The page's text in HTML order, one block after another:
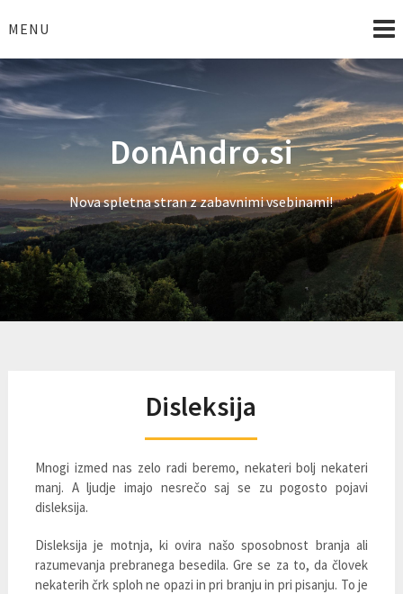
toMENU
DonAndro.si
Nova spletna stran z zabavnimi vsebinami!
Disleksija
Mnogi izmed nas zelo radi beremo, nekateri bolj nekateri
manj. A ljudje imajo nesrečo saj se zu pogosto pojavi
disleksija.
Disleksija je motnja, ki ovira našo sposobnost branja ali
razumevanja prebranega besedila. Gre se za to, da človek
nekaterih črk sploh ne opazi in pri branju in pri pisanju. To je